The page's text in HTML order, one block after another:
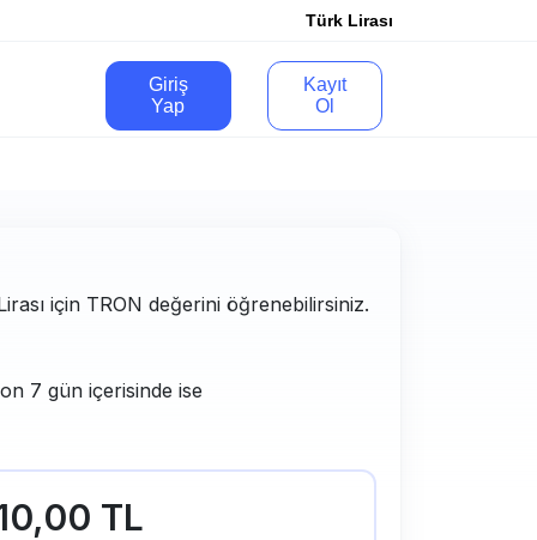
Türk Lirası
Giriş
Yap
Kayıt
Ol
için TRON değerini öğrenebilirsiniz.
7 gün içerisinde ise
TL